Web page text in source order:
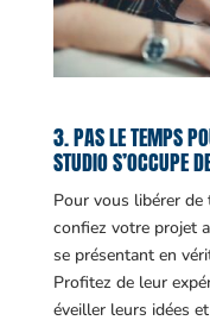
3. PAS LE TEMPS
STUDIO S’OCCUPE
Pour vous libérer
confiez votre projet
se présentant en
Profitez de leur
éveiller leurs idées